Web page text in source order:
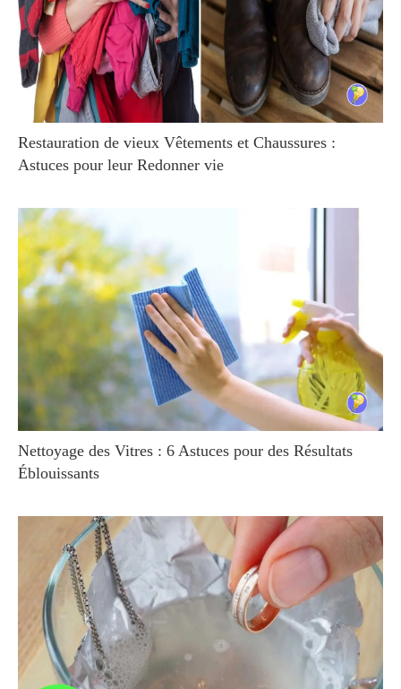
Restauration de vieux Vêtements et Chaussures :
Astuces pour leur Redonner vie
Nettoyage des Vitres : 6 Astuces pour des Résultats
Éblouissants